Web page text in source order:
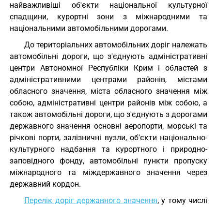
найважливіші об'єкти національної культурної
спадщини, курортні зони з міжнародними та
національними автомобільними дорогами.
До територіальних автомобільних доріг належать
автомобільні дороги, що з'єднують адміністративні
центри Автономної Республіки Крим і областей з
адміністративними центрами районів, містами
обласного значення, міста обласного значення між
собою, адміністративні центри районів між собою, а
також автомобільні дороги, що з'єднують з дорогами
державного значення основні аеропорти, морські та
річкові порти, залізничні вузли, об'єкти національно-
культурного надбання та курортного і природно-
заповідного фонду, автомобільні пункти пропуску
міжнародного та міждержавного значення через
державний кордон.
Перелік доріг державного значення, у тому числі